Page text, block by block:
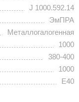
J 1000.592.14
ЭмПРА
Металлогалогенная
1000
380-400
1000
E40